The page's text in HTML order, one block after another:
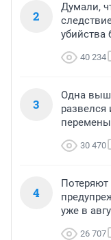
2
Думали,
убийства
40 234
3
Одна
30 470
4
Потеряют
уже в
26 707